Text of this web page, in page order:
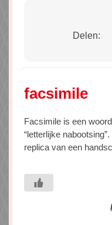
Delen:
facsimile
Facsimile is een
“letterlijke
replica van een